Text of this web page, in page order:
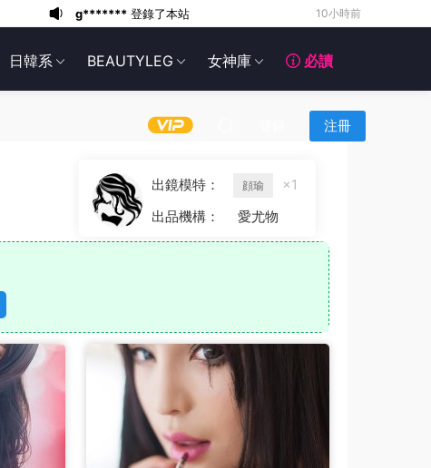
日韓系 BEAUTYLEG 女神庫 必讀
注冊
6******* 14小時前
6******* 14小時前
6******* 14小時前
14小時前
6*******
6*******
g*******
10小時前
出鏡模特： 顔瑜
×1
出品機構：
愛尤物